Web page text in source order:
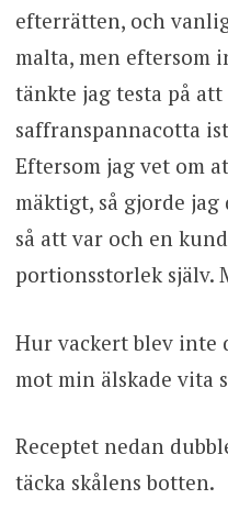
efterrätten, och
malta, men eftersom
tänkte jag testa på
saffranspannacotta
Eftersom jag vet om
mäktigt, så gjorde
så att var och en
portionsstorlek själv.
Hur vackert blev inte
mot min älskade vita
Receptet nedan
täcka skålens botten.